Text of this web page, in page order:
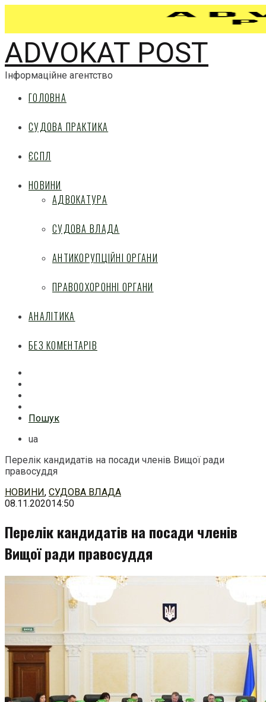
ADVOKAT POST
Інформаційне агентство
ГОЛОВНА
СУДОВА ПРАКТИКА
ЄСПЛ
НОВИНИ
АДВОКАТУРА
СУДОВА ВЛАДА
АНТИКОРУПЦІЙНІ ОРГАНИ
ПРАВООХОРОННІ ОРГАНИ
АНАЛІТИКА
БЕЗ КОМЕНТАРІВ
Пошук
ua
Перелік кандидатів на посади членів Вищої ради
правосуддя
Перейти
до
НОВИНИ, СУДОВА ВЛАДА
08.11.202014:50
Перелік кандидатів на посади членів
Вищої ради правосуддя